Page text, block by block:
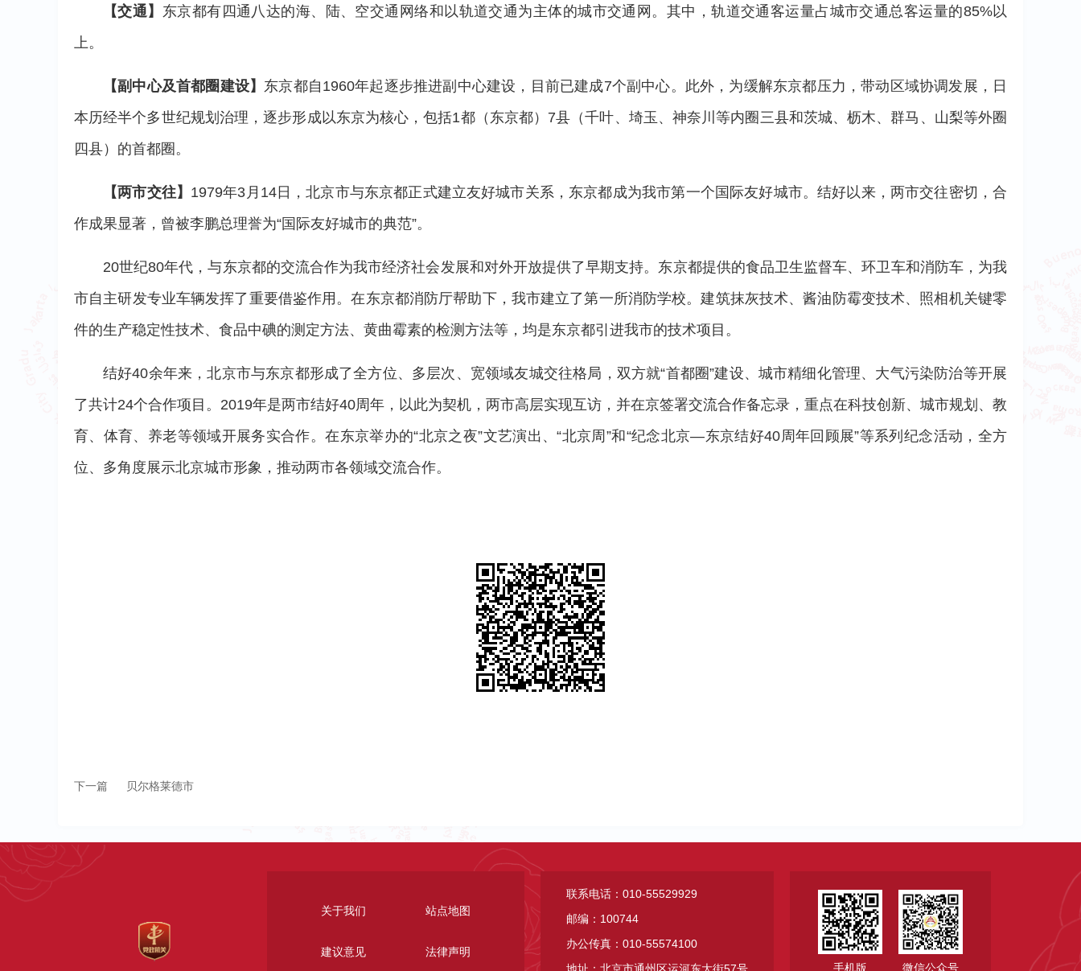
【交通】 东京都有四通八达的海、陆、空交通网络和以轨道交通为主体的城市交通网。其中，轨道交通客运量占城市交通总客运量的85%以
上。
【副中心及首都圈建设】 东京都自1960年起逐步推进副中心建设，目前已建成7个副中心。此外，为缓解东京都压力，带动区域协调发展，日
本历经半个多世纪规划治理，逐步形成以东京为核心，包括1都（东京都）7县（千叶、埼玉、神奈川等内圈三县和茨城、枥木、群马、山梨等外圈
四县）的首都圈。
【两市交往】 1979年3月14日，北京市与东京都正式建立友好城市关系，东京都成为我市第一个国际友好城市。结好以来，两市交往密切，合
作成果显著，曾被李鹏总理誉为“国际友好城市的典范”。
20世纪80年代，与东京都的交流合作为我市经济社会发展和对外开放提供了早期支持。东京都提供的食品卫生监督车、环卫车和消防车，为我
市自主研发专业车辆发挥了重要借鉴作用。在东京都消防厅帮助下，我市建立了第一所消防学校。建筑抹灰技术、酱油防霉变技术、照相机关键零
件的生产稳定性技术、食品中碘的测定方法、黄曲霉素的检测方法等，均是东京都引进我市的技术项目。
结好40余年来，北京市与东京都形成了全方位、多层次、宽领域友城交往格局，双方就“首都圈”建设、城市精细化管理、大气污染防治等开展
了共计24个合作项目。2019年是两市结好40周年，以此为契机，两市高层实现互访，并在京签署交流合作备忘录，重点在科技创新、城市规划、教
育、体育、养老等领域开展务实合作。在东京举办的“北京之夜”文艺演出、“北京周”和“纪念北京—东京结好40周年回顾展”等系列纪念活动，全方
位、多角度展示北京城市形象，推动两市各领域交流合作。
下一篇 贝尔格莱德市
关于我们 站点地图
建议意见 法律声明
联系电话：010-55529929
邮编：100744
办公传真：010-55574100
手机版 微信公众号